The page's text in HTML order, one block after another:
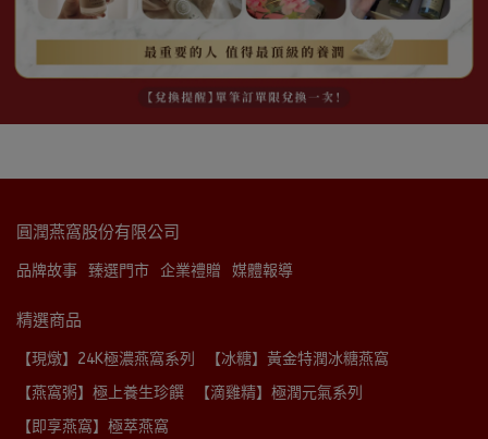
圓潤燕窩股份有限公司
品牌故事 臻選門市 企業禮贈 媒體報導
精選商品
【現燉】24K極濃燕窩系列
【冰糖】黃金特潤冰糖燕窩
【燕窩粥】極上養生珍饌
【滴雞精】極潤元氣系列
【即享燕窩】極萃燕窩